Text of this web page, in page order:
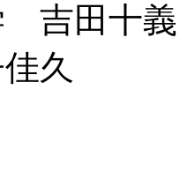
吉田十義
久